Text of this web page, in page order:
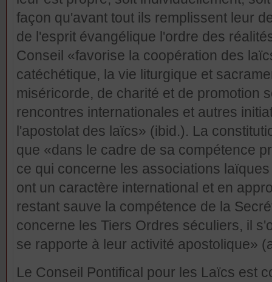
façon qu'avant tout ils remplissent leur
de l'esprit évangélique l'ordre des
Conseil «favorise la coopération des
catéchétique, la vie liturgique et
miséricorde, de charité et de promotion
rencontres internationales et autres
l'apostolat des laïcs» (ibid.). La
que «dans le cadre de sa compétence
ce qui concerne les associations
ont un caractère international et en
restant sauve la compétence de la
concerne les Tiers Ordres séculiers, il
se rapporte à leur activité apostolique»
Le Conseil Pontifical pour les Laïcs est